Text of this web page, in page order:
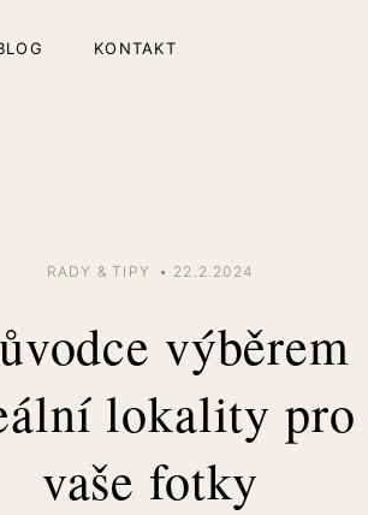
KONTAKT
RADY & TIPY 22.2.2024
výběrem
lokality pro
vaše fotky